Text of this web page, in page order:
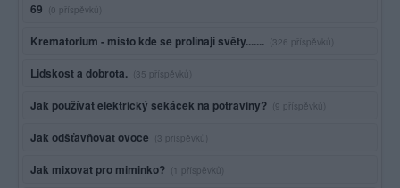
69 (0 příspěvků)
Krematorium - místo kde se prolínají světy....... (326 příspěvků)
Lidskost a dobrota. (35 příspěvků)
Jak používat elektrický sekáček na potraviny? (9 příspěvků)
Jak odšťavňovat ovoce (3 příspěvků)
Jak mixovat pro miminko? (1 příspěvků)